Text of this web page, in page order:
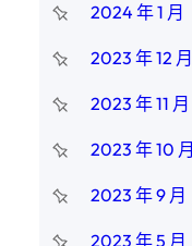
2024 年 1 月
2023 年 12 月
2023 年 11 月
2023 年 10 月
2023 年 9 月
2023 年 5 月